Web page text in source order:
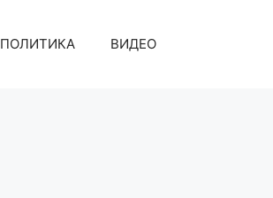
ПОЛИТИКА ВИДЕО